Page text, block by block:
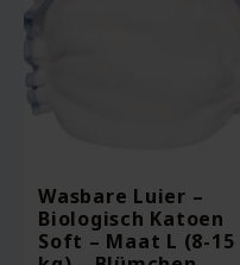
Wasbare Luier –
Biologisch Katoen
Soft – Maat L (8-15